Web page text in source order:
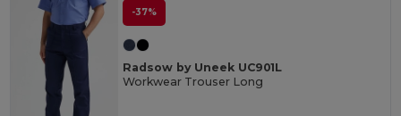
-37%
Radsow by Uneek UC901L
Workwear Trouser Long